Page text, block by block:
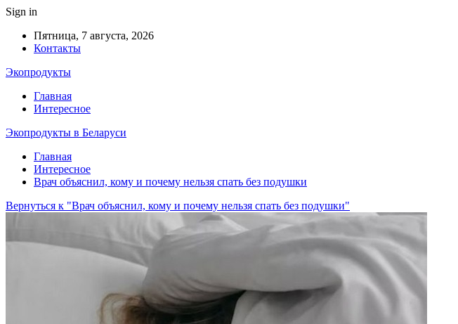
Sign in
Пятница, 7 августа, 2026
Контакты
Экопродукты
Главная
Интересное
Экопродукты в Беларуси
Главная
Интересное
Врач объяснил, кому и почему нельзя спать без подушки
Вернуться к "Врач объяснил, кому и почему нельзя спать без подушки"